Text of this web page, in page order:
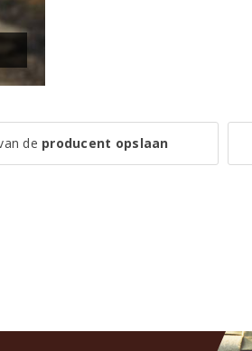
de producent opslaan